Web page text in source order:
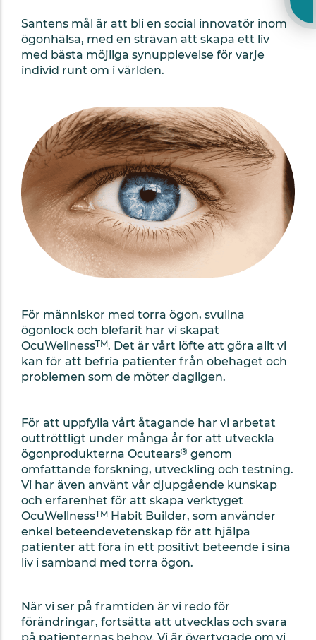
Santens mål är att bli en social innovatör inom
ögonhälsa, med en strävan att skapa ett liv
med bästa möjliga synupplevelse för varje
individ runt om i världen.
För människor med torra ögon, svullna
ögonlock och blefarit har vi skapat
OcuWellnessTM. Det är vårt löfte att göra allt vi
kan för att befria patienter från obehaget och
problemen som de möter dagligen.
För att uppfylla vårt åtagande har vi arbetat
outtröttligt under många år för att utveckla
ögonprodukterna Ocutears® genom
omfattande forskning, utveckling och testning.
Vi har även använt vår djupgående kunskap
och erfarenhet för att skapa verktyget
OcuWellnessTM Habit Builder, som använder
enkel beteendevetenskap för att hjälpa
patienter att föra in ett positivt beteende i sina
liv i samband med torra ögon.
När vi ser på framtiden är vi redo för
förändringar, fortsätta att utvecklas och svara